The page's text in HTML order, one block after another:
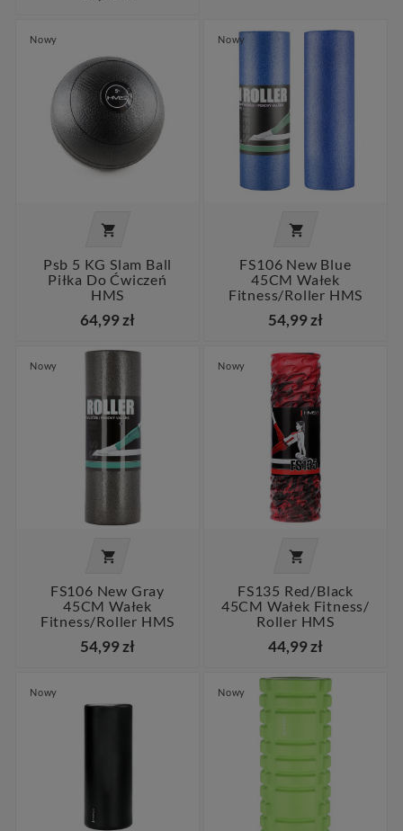
Nowy

Psb 5 KG Slam Ball
Piłka Do Ćwiczeń
HMS
64,99 zł
Nowy

FS106 New Blue
45CM Wałek
Fitness/roller HMS
54,99 zł
Nowy

FS106 New Gray
45CM Wałek
Fitness/roller HMS
54,99 zł
Nowy

FS135 Red/black
45CM Wałek Fitness/
Roller HMS
44,99 zł
Nowy Nowy